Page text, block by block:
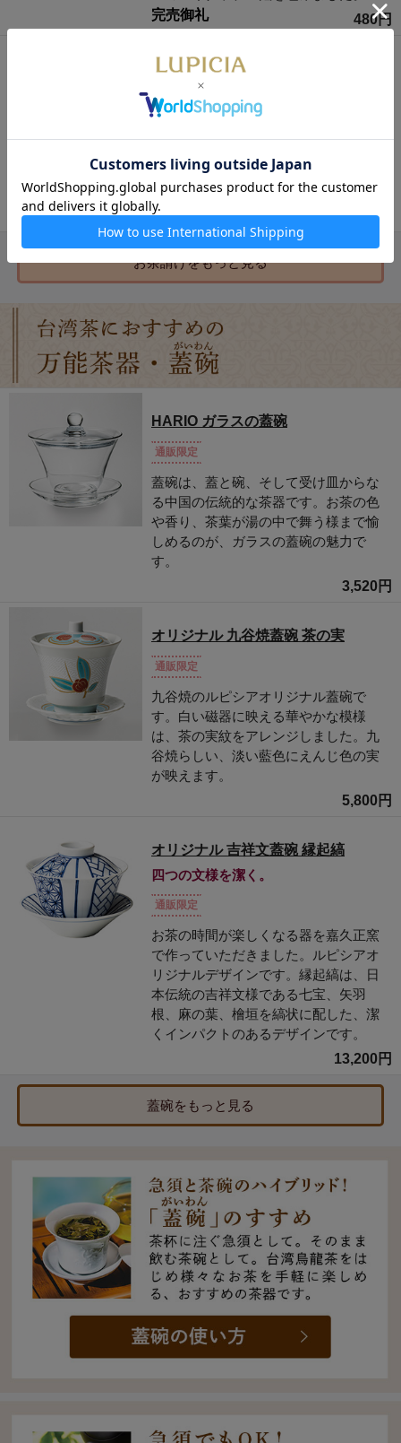
完売御礼
480円
茶実 みかん
まろやかな甘みとやさしい酸味が絶妙
みかんのジューシーな香りと優しい甘
みが口いっぱいに広がります。
530円
お茶請けをもっと見る
HARIO ガラスの蓋碗
通販限定
蓋碗は、蓋と碗、そして受け皿からな
る中国の伝統的な茶器です。お茶の色
や香り、茶葉が湯の中で舞う様まで愉
しめるのが、ガラスの蓋碗の魅力で
す。
3,520円
オリジナル 九谷焼蓋碗 茶の実
通販限定
九谷焼のルピシアオリジナル蓋碗で
す。白い磁器に映える華やかな模様
は、茶の実紋をアレンジしました。九
谷焼らしい、淡い藍色にえんじ色の実
が映えます。
5,800円
オリジナル 吉祥文蓋碗 縁起縞
四つの文様を潔く。
通販限定
お茶の時間が楽しくなる器を嘉久正窯
で作っていただきました。ルピシアオ
リジナルデザインです。縁起縞は、日
本伝統の吉祥文様である七宝、矢羽
根、麻の葉、檜垣を縞状に配した、潔
くインパクトのあるデザインです。
13,200円
蓋碗をもっと見る